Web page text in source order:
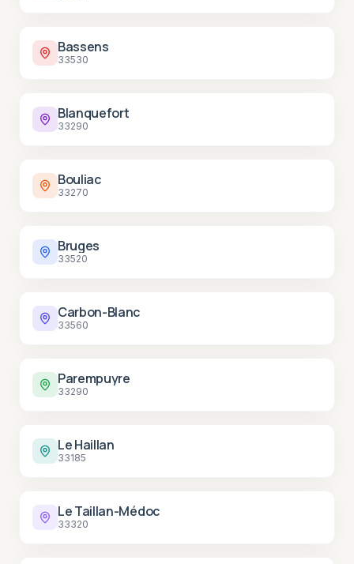
Bassens
33530
Blanquefort
33290
Bouliac
33270
Bruges
33520
Carbon-Blanc
33560
Parempuyre
33290
Le Haillan
33185
Le Taillan-Médoc
33320